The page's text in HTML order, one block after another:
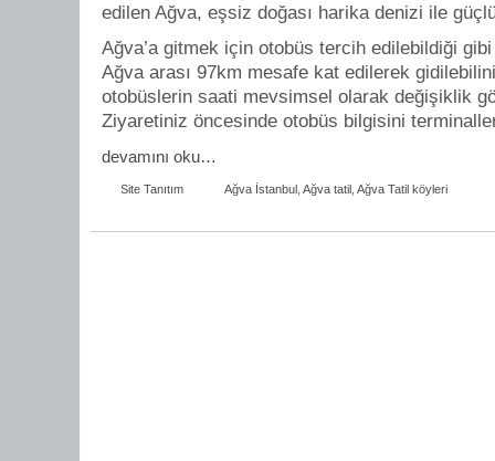
edilen Ağva, eşsiz doğası harika denizi ile
Ağva’a gitmek için otobüs tercih edilebildiği
Ağva arası 97km mesafe kat edilerek
otobüslerin saati mevsimsel olarak değişiklik
Ziyaretiniz öncesinde otobüs bilgisini
devamını oku…
Site Tanıtım Ağva İstanbul Ağva tatil Ağva Tatil köyleri